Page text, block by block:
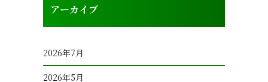
アーカイブ
2026年7月
2026年5月